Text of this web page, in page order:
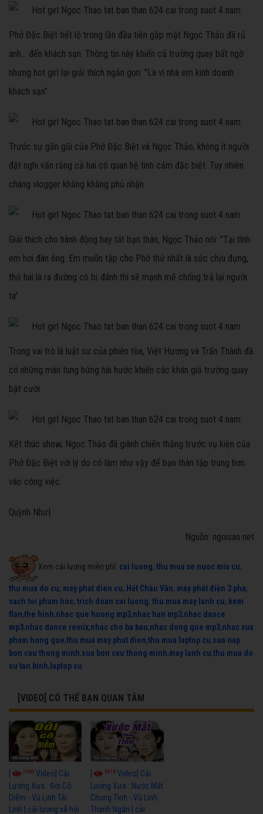
Phở Đặc Biệt tiết lộ trong lần đầu tiên gặp mặt Ngọc Thảo đã rủ
anh… đến khách sạn. Thông tin này khiến cả trường quay bất ngờ
nhưng hot girl lại giải thích ngắn gọn: "Là vì nhà em kinh doanh
khách sạn".
Trước sự gần gũi của Phở Đặc Biệt và Ngọc Thảo, không ít người
đặt nghi vấn rằng cả hai có quan hệ tình cảm đặc biệt. Tuy nhiên
chàng vlogger khăng khăng phủ nhận.
Giải thích cho hành động hay tát bạn thân, Ngọc Thảo nói: "Tại tính
em hơi đàn ông. Em muốn tập cho Phở thứ nhất là sức chịu đựng,
thứ hai là ra đường có bị đánh thì sẽ mạnh mẽ chống trả lại người
ta".
Trong vai trò là luật sư của phiên tòa, Việt Hương và Trấn Thành đã
có những màn tung hứng hài hước khiến các khán giả trường quay
bật cười.
Kết thúc show, Ngọc Thảo đã giành chiến thắng trước vụ kiện của
Phở Đặc Biệt với lý do cô làm như vậy để bạn thân tập trung hơn
vào công việc.
Quỳnh Như|
Nguồn: ngoisao.net
Xem cải lương miễn phí: cai luong, thu mua xe nuoc mia cu,
thu mua do cu, may phat dien cu, Hát Chầu Văn, máy phát điện 3 pha,
sach toi pham hoc, trich doan cai luong, thu mua may lanh cu, kem
flan,the hinh,nhac que huong mp3,nhac han mp3,nhac dance
mp3,nhac dance remix,nhac cho ba bau,nhac dong que mp3,nhac xua
pham hong que,thu mua may phat dien,thu mua laptop cu,sua nap
bon cau thong minh,sua bon cau thong minh,may lanh cu,thu mua do
cu tan binh, laptop cu
[VIDEO] CÓ THỂ BẠN QUAN TÂM
7665 Video] Cải
Lương Xưa : Đời Cô
Diễm - Vũ Linh Tài
Linh | cải lương xã hội
6918Video] Cải
Lương Xưa : Nước Mắt
Chung Tình - Vũ Linh
Thanh Ngân | cải